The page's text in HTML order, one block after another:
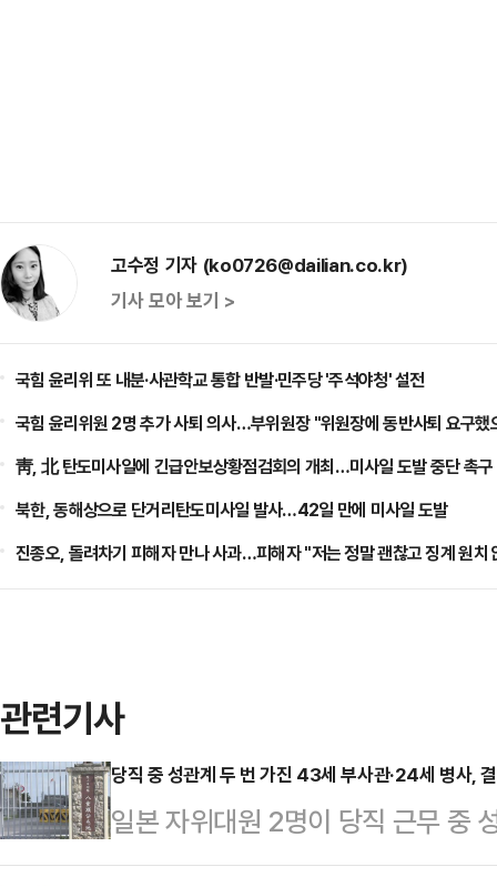
고수정 기자 (ko0726@dailian.co.kr)
기사 모아 보기 >
국힘 윤리위 또 내분·사관학교 통합 반발·민주당 '주석야청' 설전
국힘 윤리위원 2명 추가 사퇴 의사…부위원장 "위원장에 동반사퇴 요구했
靑, 北 탄도미사일에 긴급안보상황점검회의 개최…미사일 도발 중단 촉구
북한, 동해상으로 단거리탄도미사일 발사…42일 만에 미사일 도발
진종오, 돌려차기 피해자 만나 사과…피해자 "저는 정말 괜찮고 징계 원치
관련기사
당직 중 성관계 두 번 가진 43세 부사관·24세 병사,
일본 자위대원 2명이 당직 근무 중
받게 됐다.22일 오키나와타임즈